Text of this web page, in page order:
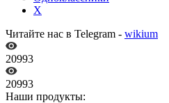
X
Читайте нас в Telegram - wikium
20993
20993
Наши продукты: